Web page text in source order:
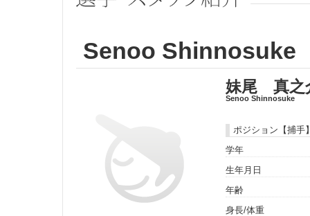
Senoo Shinnosuke
妹尾 真之
Senoo Shinnosuke
ポジション【捕手
学年
生年月日
年齢
身長/体重